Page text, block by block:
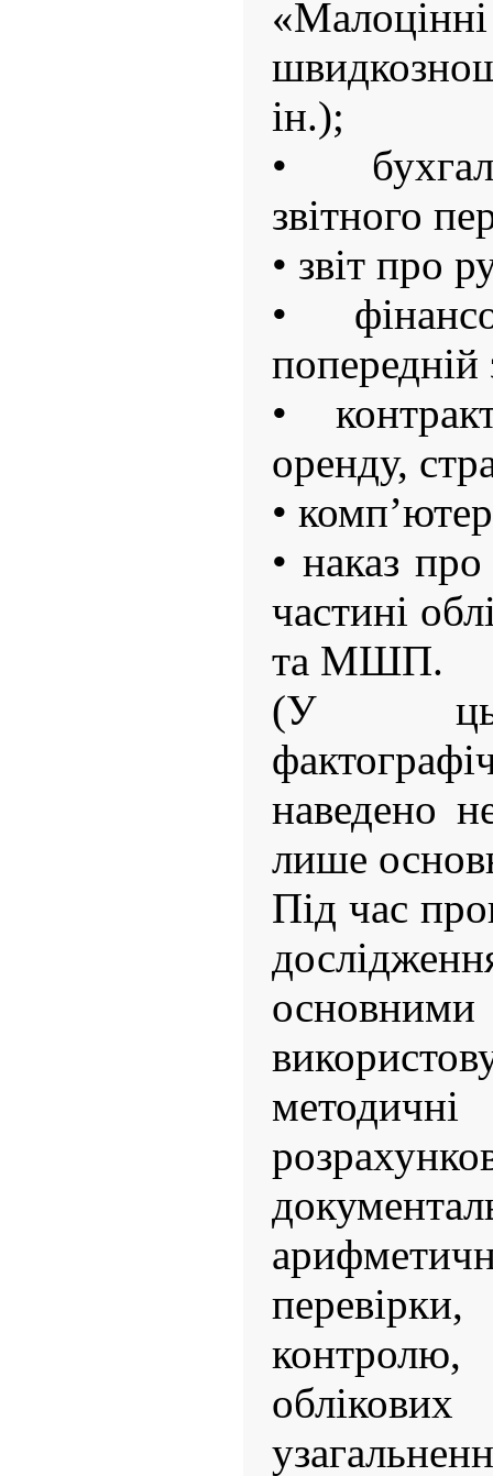
ін.);
•
звітного
• звіт про
•
попередній
•
оренду,
•
• наказ
частині
та МШП.
(У
наведено
лише
Під час